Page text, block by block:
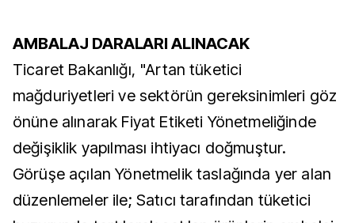
AMBALAJ DARALARI ALINACAK
Ticaret Bakanlığı, "Artan tüketici
mağduriyetleri ve sektörün gereksinimleri göz
önüne alınarak Fiyat Etiketi Yönetmeliğinde
değişiklik yapılması ihtiyacı doğmuştur.
Görüşe açılan Yönetmelik taslağında yer alan
düzenlemeler ile; Satıcı tarafından tüketici